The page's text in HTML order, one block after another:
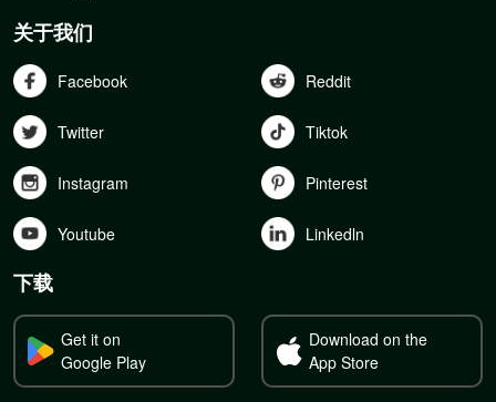
关于我们
Facebook Reddit
Twitter Tiktok
Instagram Pinterest
Youtube Linkedln
下载
Get it on
Google Play
Download on the
App Store